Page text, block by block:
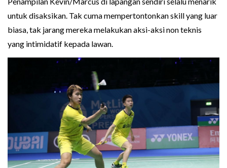
untuk disaksikan. Tak cuma mempertontonkan skill yang luar
biasa, tak jarang mereka melakukan aksi-aksi non teknis
yang intimidatif kepada lawan.